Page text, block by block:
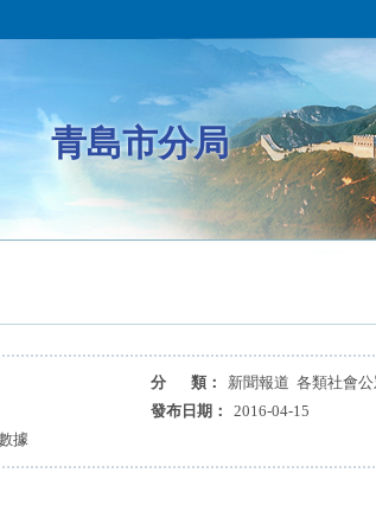
青島市分局
分 類：
新聞報道 各類社會
發布日期：
2016-04-15
據